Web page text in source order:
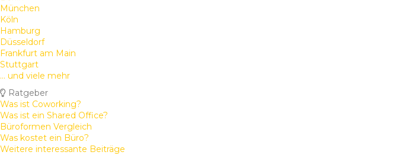
München
Köln
Hamburg
Düsseldorf
Frankfurt am Main
Stuttgart
... und viele mehr
Ratgeber
Was ist Coworking?
Was ist ein Shared Office?
Büroformen Vergleich
Was kostet ein Büro?
Weitere interessante Beiträge